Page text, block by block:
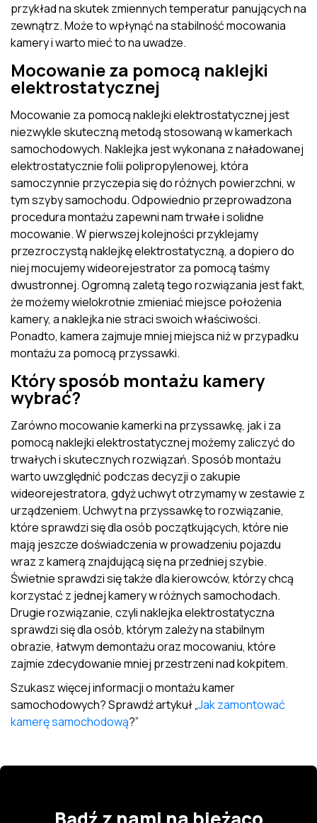
przykład na skutek zmiennych temperatur panujących na
zewnątrz. Może to wpłynąć na stabilność mocowania
kamery i warto mieć to na uwadze.
Mocowanie za pomocą naklejki
elektrostatycznej
Mocowanie za pomocą naklejki elektrostatycznej jest
niezwykle skuteczną metodą stosowaną w kamerkach
samochodowych. Naklejka jest wykonana z naładowanej
elektrostatycznie folii polipropylenowej, która
samoczynnie przyczepia się do różnych powierzchni, w
tym szyby samochodu. Odpowiednio przeprowadzona
procedura montażu zapewni nam trwałe i solidne
mocowanie. W pierwszej kolejności przyklejamy
przezroczystą naklejkę elektrostatyczną, a dopiero do
niej mocujemy wideorejestrator za pomocą taśmy
dwustronnej. Ogromną zaletą tego rozwiązania jest fakt,
że możemy wielokrotnie zmieniać miejsce położenia
kamery, a naklejka nie straci swoich właściwości.
Ponadto, kamera zajmuje mniej miejsca niż w przypadku
montażu za pomocą przyssawki.
Który sposób montażu kamery
wybrać?
Zarówno mocowanie kamerki na przyssawkę, jak i za
pomocą naklejki elektrostatycznej możemy zaliczyć do
trwałych i skutecznych rozwiązań. Sposób montażu
warto uwzględnić podczas decyzji o zakupie
wideorejestratora, gdyż uchwyt otrzymamy w zestawie z
urządzeniem. Uchwyt na przyssawkę to rozwiązanie,
które sprawdzi się dla osób początkujących, które nie
mają jeszcze doświadczenia w prowadzeniu pojazdu
wraz z kamerą znajdującą się na przedniej szybie.
Świetnie sprawdzi się także dla kierowców, którzy chcą
korzystać z jednej kamery w różnych samochodach.
Drugie rozwiązanie, czyli naklejka elektrostatyczna
sprawdzi się dla osób, którym zależy na stabilnym
obrazie, łatwym demontażu oraz mocowaniu, które
zajmie zdecydowanie mniej przestrzeni nad kokpitem.
Szukasz więcej informacji o montażu kamer
samochodowych? Sprawdź artykuł „Jak zamontować
kamerę samochodową?”